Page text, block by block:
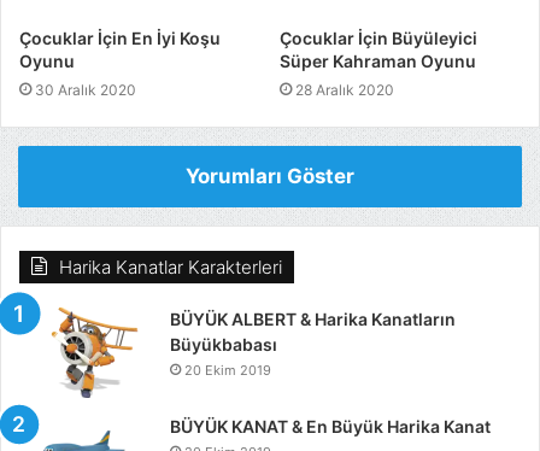
Çocuklar İçin En İyi Koşu
Oyunu
30 Aralık 2020
Çocuklar İçin Büyüleyici
Süper Kahraman Oyunu
28 Aralık 2020
Yorumları Göster
Harika Kanatlar Karakterleri
BÜYÜK ALBERT & Harika Kanatların
Büyükbabası
20 Ekim 2019
BÜYÜK KANAT & En Büyük Harika Kanat